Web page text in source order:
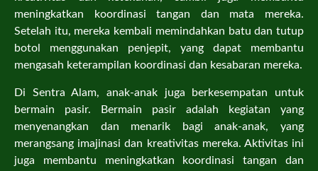
meningkatkan koordinasi tangan dan mata mereka.
Setelah itu, mereka kembali memindahkan batu dan tutup
botol menggunakan penjepit, yang dapat membantu
mengasah keterampilan koordinasi dan kesabaran mereka.
Di Sentra Alam, anak-anak juga berkesempatan untuk
bermain pasir. Bermain pasir adalah kegiatan yang
menyenangkan dan menarik bagi anak-anak, yang
merangsang imajinasi dan kreativitas mereka. Aktivitas ini
juga membantu meningkatkan koordinasi tangan dan